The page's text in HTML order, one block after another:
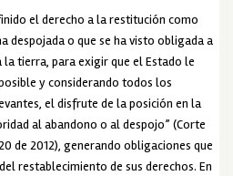
el derecho a la restitución como
despojada o que se ha visto obligada a
tierra, para exigir que el Estado le
y considerando todos los
el disfrute de la posición en la
al abandono o al despojo” (Corte
de 2012), generando obligaciones que
restablecimiento de sus derechos. En